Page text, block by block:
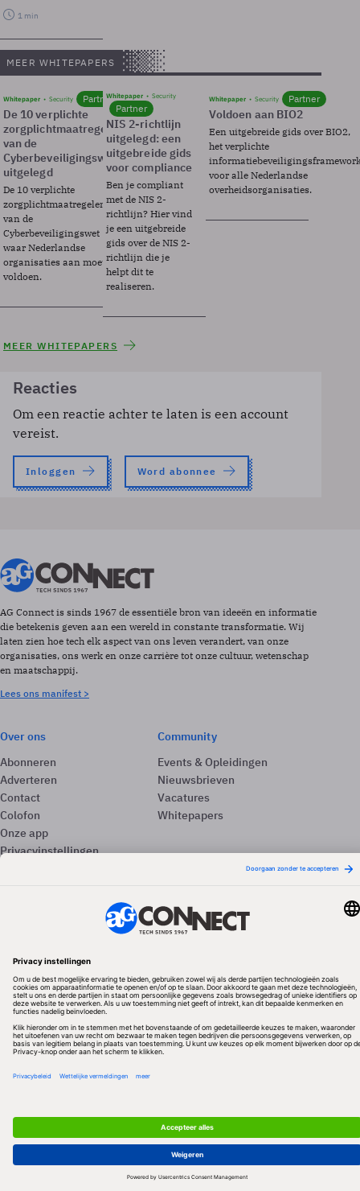
1 min
MEER WHITEPAPERS
Whitepaper Security Partner
De 10 verplichte
zorgplichtmaatregelen
van de
Cyberbeveiligingswet
uitgelegd
De 10 verplichte
zorgplichtmaatregelen
van de
Cyberbeveiligingswet
waar Nederlandse
organisaties aan moeten
voldoen.
Whitepaper Security
Partner
NIS 2-richtlijn
uitgelegd: een
uitgebreide gids
voor compliance
Ben je compliant
met de NIS 2-
richtlijn? Hier vind
je een uitgebreide
gids over de NIS 2-
richtlijn die je
helpt dit te
realiseren.
Whitepaper Security Partner
Voldoen aan BIO2
Een uitgebreide gids over BIO2,
het verplichte
voor alle Nederlandse
overheidsorganisaties.
MEER WHITEPAPERS
Reacties
Om een reactie achter te laten is een account
vereist.
Inloggen Word abonnee
AG Connect is sinds 1967 de essentiële bron van ideeën en informatie
die betekenis geven aan een wereld in constante transformatie. Wij
laten zien hoe tech elk aspect van ons leven verandert, van onze
organisaties, ons werk en onze carrière tot onze cultuur, wetenschap
en maatschappij.
Lees ons manifest >
Over ons
Abonneren
Adverteren
Contact
Colofon
Onze app
Privacyinstellingen
Community
Events & Opleidingen
Nieuwsbrieven
Vacatures
Whitepapers
Redactionele partner
Algemene Voorwaarden & Copyrights
Privacy & Cookies